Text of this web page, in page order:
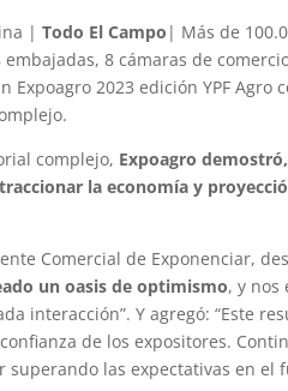
|Todo El Campo | Más de
8 cámaras de
Expoagro 2023 edición YPF
complejo, Expoagro
la economía y
Comercial de Exponenciar,
un oasis de optimismo, y nos
interacción”. Y agregó: “Este
de los expositores.
superando las expectativas en el